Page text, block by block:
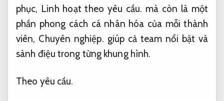
phục, Linh hoạt theo yêu cầu. mà còn là một
phần phong cách cá nhân hóa của mỗi thành
viên, Chuyên nghiệp. giúp cả team nổi bật và
sành điệu trong từng khung hình.
Theo yêu cầu.